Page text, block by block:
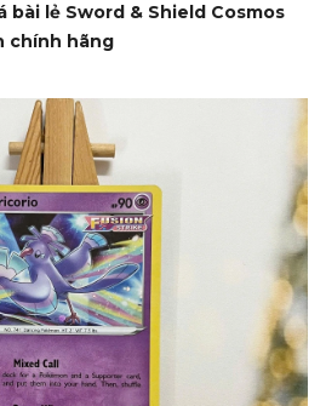
bài lẻ Sword & Shield Cosmos
chính hãng